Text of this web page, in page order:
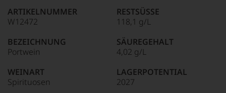
90–94 Punkte:
für
»Fine
für
die
edlen
Weine
der
Welt,
ARTIKELNUMMER
W12472
BEZEICHNUNG
Portwein
WEINART
Spirituosen
RESTSÜSSE
118,1 g/L
SÄUREGEHALT
4,02 g/L
LAGERPOTENTIAL
2027